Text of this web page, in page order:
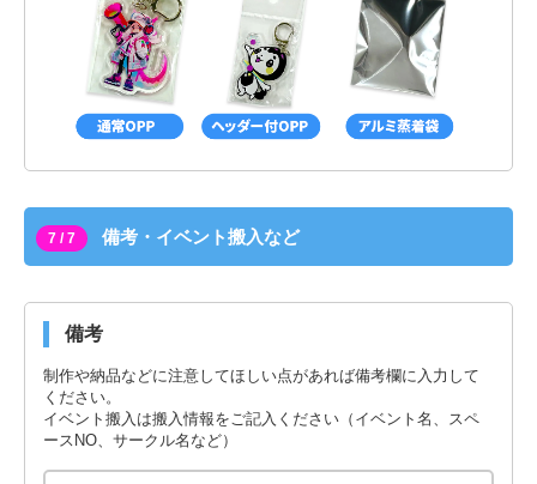
7 / 7 備考・イベント搬入など
備考
制作や納品などに注意してほしい点があれば備考欄に入力して
ください。
イベント搬入は搬入情報をご記入ください（イベント名、スペ
ースNO、サークル名など）